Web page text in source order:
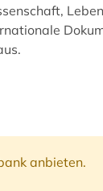
anbieten.